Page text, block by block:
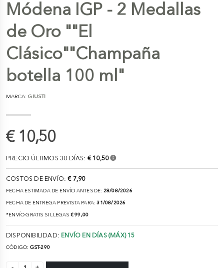
Módena IGP - 2 Medallas
de Oro ""El
Clásico""Champaña
botella 100 ml"
MARCA:GIUSTI
€ 10,50
PRECIO ÚLTIMOS 30 DÍAS: € 10,50
COSTOS DE ENVÍO:€ 7,90
FECHA ESTIMADA DE ENVÍO ANTES DE: 28/08/2026
FECHA DE ENTREGA PREVISTA PARA:31/08/2026
*ENVÍO GRATIS SI LLEGAS € 99,00
DISPONIBILIDAD: ENVÍO EN DÍAS (MÁX) 15
CÓDIGO: GST-290